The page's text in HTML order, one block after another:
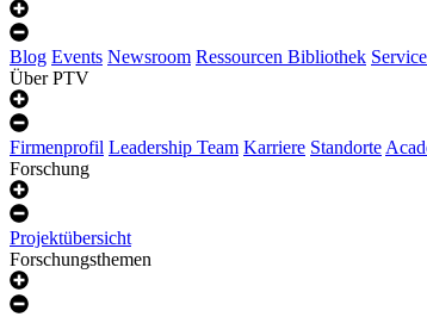
Blog Events Newsroom Ressourcen Bibliothek
Über PTV
Firmenprofil Leadership Team Karriere Standorte
Forschung
Projektübersicht
Forschungsthemen